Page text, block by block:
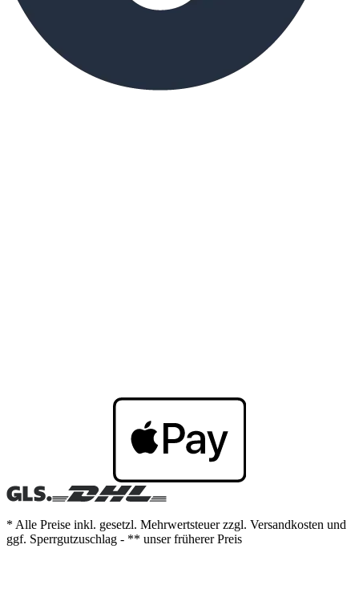
* Alle Preise inkl. gesetzl. Mehrwertsteuer zzgl. Versandkosten und
ggf. Sperrgutzuschlag - ** unser früherer Preis